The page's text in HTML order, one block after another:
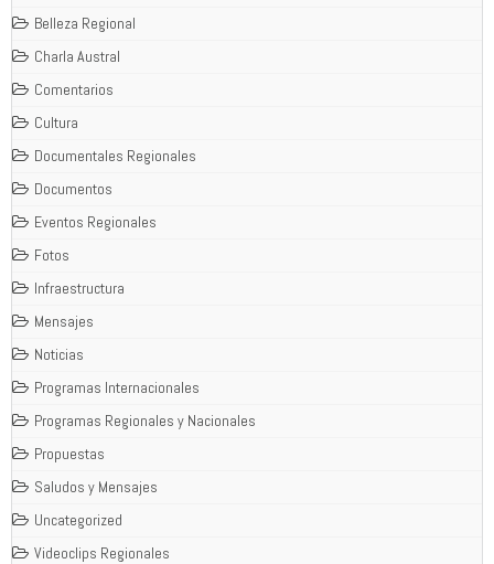
Belleza Regional
Charla Austral
Comentarios
Cultura
Documentales Regionales
Documentos
Eventos Regionales
Fotos
Infraestructura
Mensajes
Noticias
Programas Internacionales
Programas Regionales y Nacionales
Propuestas
Saludos y Mensajes
Uncategorized
Videoclips Regionales